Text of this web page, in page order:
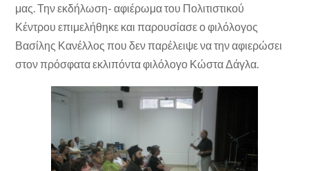
μας. Την εκδήλωση- αφιέρωμα του Πολιτιστικού
Κέντρου επιμελήθηκε και παρουσίασε ο φιλόλογος
Βασίλης Κανέλλος που δεν παρέλειψε να την αφιερώσει
στον πρόσφατα εκλιπόντα φιλόλογο Κώστα Δάγλα.